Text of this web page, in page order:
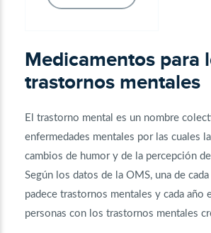
Medicamentos para
trastornos mentales
El trastorno mental es un nombre
enfermedades mentales por las cuales
cambios de humor y de la percepción
Según los datos de la OMS, una de
padece trastornos mentales y cada año
personas con los trastornos mentales